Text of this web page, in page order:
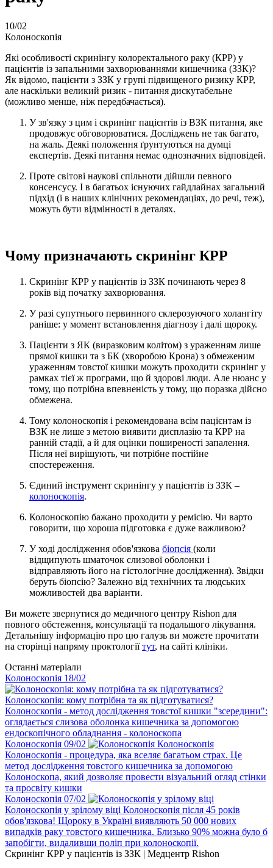
10/02
Колоноскопія
Які особливості скринінгу колоректального раку (КРР) у
пацієнтів із запальними захворюваннями кишечника (ЗЗК)?
Як відомо, пацієнти з ЗЗК у групі підвищеного ризику КРР,
але наскільки великий ризик - питання дискутабельне
(можливо менше, ніж передбачається).
У зв'язку з цим і скринінг пацієнтів із ВЗК питання, яке
продовжує обговорюватися. Досліджень не так багато,
на жаль. Деякі положення ґрунтуються на думці
експертів. Деякі питання немає однозначних відповідей.
Проте світові наукові спільноти дійшли певного
консенсусу. І в багатьох існуючих гайдлайнах загальний
підхід (і в наших клінічних рекомендаціях, до речі, теж),
можуть бути відмінності в деталях.
Чому призначають скринінг КРР
Скринінг КРР у пацієнтів із ЗЗК починають через 8
років від початку захворювання.
У разі супутнього первинного склерозуючого холангіту
раніше: у момент встановлення діагнозу і далі щороку.
Пацієнти з ЯК (виразковим колітом) з ураженням лише
прямої кишки та з БК (хворобою Крона) з обмеженим
ураженням товстої кишки можуть проходити скринінг у
рамках тієї ж програми, що й здорові люди. Але нюанс у
тому, що потрібна впевненість у тому, що поразка дійсно
обмежена.
Тому колоноскопія і рекомендована всім пацієнтам із
ВЗК не лише з метою виявити дисплазію та КРР на
ранній стадії, а й для оцінки поширеності запалення.
Після неї вирішують, чи потрібне постійне
спостереження.
Єдиний інструмент скринінгу у пацієнтів із ЗЗК –
колоноскопія.
Колоноскопію бажано проходити у ремісію. Чи варто
говорити, що хороша підготовка є дуже важливою?
У ході дослідження обов'язкова біопсія (коли
відщипують шматочок слизової оболонки і
відправляють його на гістологічне дослідження). Звідки
беруть біопсію? Залежно від технічних та людських
можливостей два варіанти.
Ви можете звернутися до медичного центру Rishon для
повного обстеження, консультації та подальшого лікування.
Детальнішу інформацію про цю галузь ви можете прочитати
на сторінці напряму проктологіїтут, на сайті клініки.
Останні матеріали
Колоноскопія 18/02
Колоноскопія: кому потрібна та як підготуватися?
Колоноскопія - метод дослідження товстої кишки "зсередини":
оглядається слизова оболонка кишечника за допомогою
ендоскопічного обладнання - колоноскопа
Колоноскопія 09/02
Колоноскопія
Колоноскопія - процедура, яка вселяє багатьом страх. Це
метод дослідження товстого кишечника за допомогою
Колоноскопа, який дозволяє провести візуальний огляд стінки
та просвіту кишки
Колоноскопія 07/02
Колоноскопія у зрілому віці Колоноскопія після 45 років
обов'язкова! Щороку в Україні виявляють 50 000 нових
випадків раку товстого кишечника. Близько 90% можна було б
запобігти, видаливши поліп при колоноскопії.
Скринінг КРР у пацієнтів із ЗЗК | Медцентр Rishon